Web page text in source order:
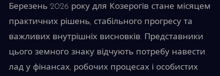
Березень 2026 року для Козерогів стане місяцем
практичних рішень, стабільного прогресу та
важливих внутрішніх висновків. Представники
цього земного знаку відчують потребу навести
лад у фінансах, робочих процесах і особистих